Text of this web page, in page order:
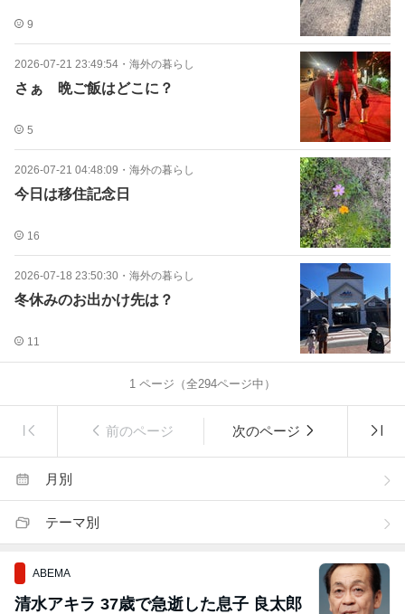
9
2026-07-21 23:49:54 ・ 海外の暮らし
さぁ 晩ご飯はどこに？
5
2026-07-21 04:48:09 ・ 海外の暮らし
今日は移住記念日
16
2026-07-18 23:50:30 ・ 海外の暮らし
冬休みのお出かけ先は？
11
1 ページ（全294ページ中）
前のページ 次のページ
月別
テーマ別
ABEMA
清水アキラ 37歳で急逝した息子 良太郎